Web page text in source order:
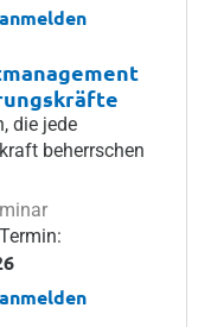
die jede
beherrschen